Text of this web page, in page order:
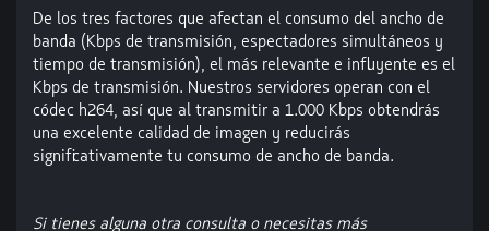
De los tres factores que afectan el consumo del ancho de
banda (Kbps de transmisión, espectadores simultáneos y
tiempo de transmisión), el más relevante e influyente es el
Kbps de transmisión. Nuestros servidores operan con el
códec h264, así que al transmitir a 1.000 Kbps obtendrás
una excelente calidad de imagen y reducirás
significativamente tu consumo de ancho de banda.
Si tienes alguna otra consulta o necesitas más